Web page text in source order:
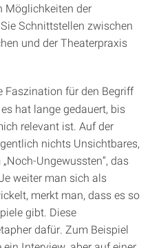
Möglichkeiten der
Schnittstellen zwischen
und der Theaterpraxis
Faszination für den Begriff
hat lange gedauert, bis
relevant ist. Auf der
nichts Unsichtbares,
Ungewussten“, das
weiter man sich als
merkt man, dass es so
gibt. Diese
dafür. Zum Beispiel